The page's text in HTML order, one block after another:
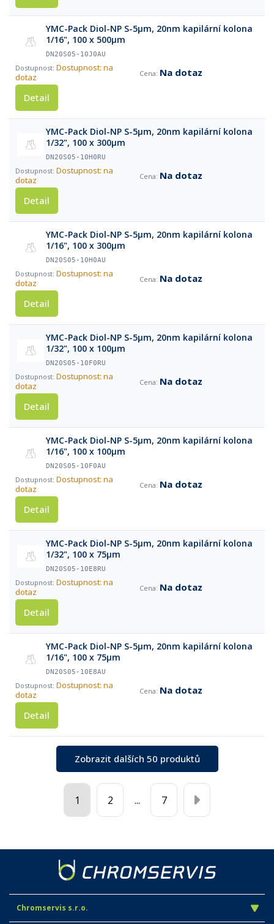
YMC-Pack Diol-NP S-5µm, 20nm kapilární kolona
1/16", 100 x 500µm
DN20S05-10J0AU
Dostupnost: na
dotaz
Na dotaz
Detail
YMC-Pack Diol-NP S-5µm, 20nm kapilární kolona
1/32", 100 x 300µm
DN20S05-10H0RU
Dostupnost: na
dotaz
Na dotaz
Detail
YMC-Pack Diol-NP S-5µm, 20nm kapilární kolona
1/16", 100 x 300µm
DN20S05-10H0AU
Dostupnost: na
dotaz
Na dotaz
Detail
YMC-Pack Diol-NP S-5µm, 20nm kapilární kolona
1/32", 100 x 100µm
DN20S05-10F0RU
Dostupnost: na
dotaz
Na dotaz
Detail
YMC-Pack Diol-NP S-5µm, 20nm kapilární kolona
1/16", 100 x 100µm
DN20S05-10F0AU
Dostupnost: na
dotaz
Na dotaz
Detail
YMC-Pack Diol-NP S-5µm, 20nm kapilární kolona
1/32", 100 x 75µm
DN20S05-10E8RU
Dostupnost: na
dotaz
Na dotaz
Detail
YMC-Pack Diol-NP S-5µm, 20nm kapilární kolona
1/16", 100 x 75µm
DN20S05-10E8AU
Dostupnost: na
dotaz
Na dotaz
Detail
Zobrazit dalších 50 produktů
1 2 ... 7
Chromservis s.r.o.